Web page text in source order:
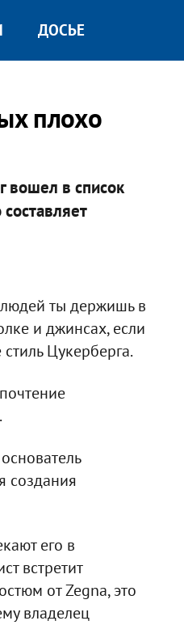
ДОСЬЕ
плохо
вошел в список
людей ты держишь в
и джинсах, если
Цукерберга.
создания
его в
встретит
от Zegna, это
владелец